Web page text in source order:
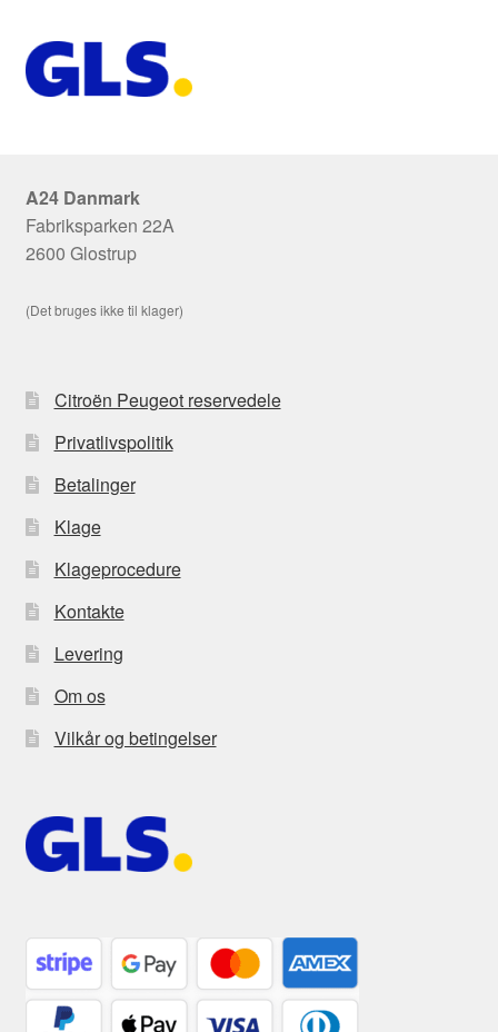
A24 Danmark
Fabriksparken 22A
2600 Glostrup
(Det bruges ikke til klager)
Citroën Peugeot reservedele
Privatlivspolitik
Betalinger
Klage
Klageprocedure
Kontakte
Levering
Om os
Vilkår og betingelser